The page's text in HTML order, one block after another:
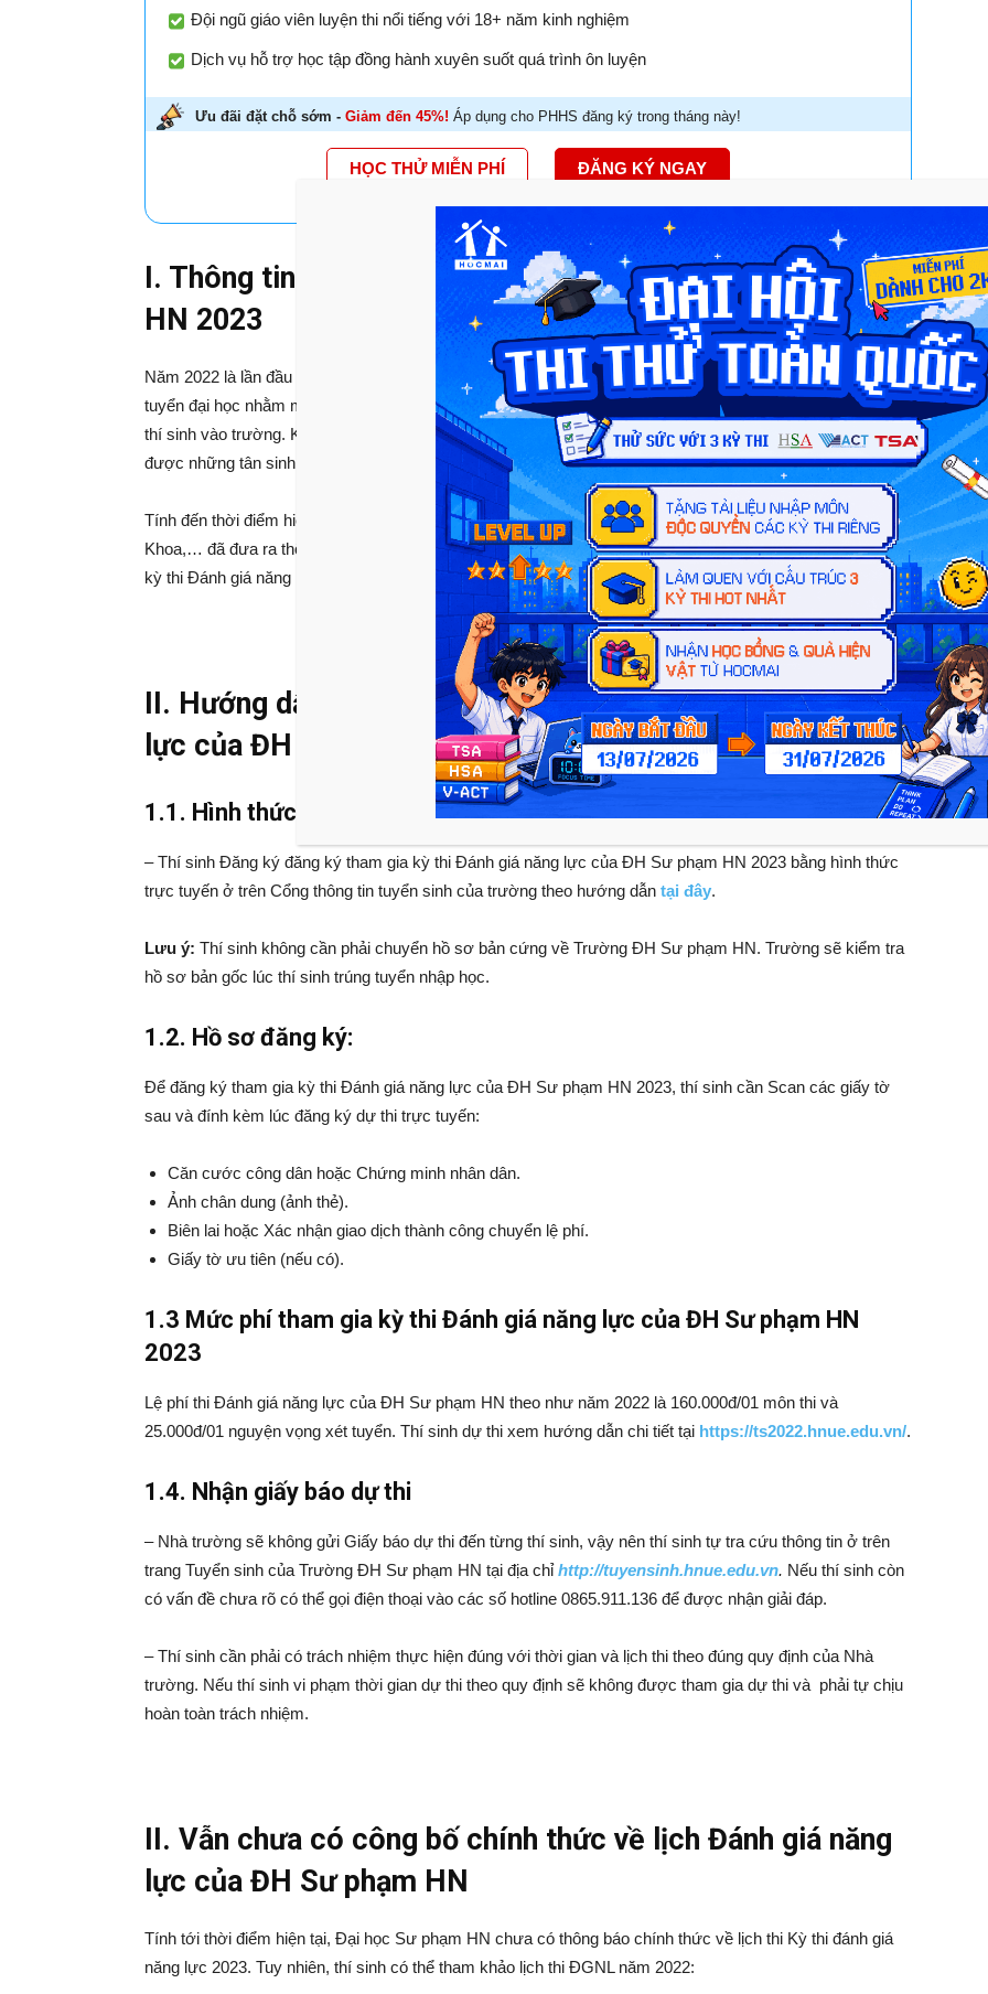
Đội ngũ giáo viên luyện thi nổi tiếng với 18+ năm kinh nghiệm
Dịch vụ hỗ trợ học tập đồng hành xuyên suốt quá trình ôn luyện
Ưu đãi đặt chỗ sớm - Giảm đến 45%! Áp dụng cho PHHS đăng ký trong tháng này!
HỌC THỬ MIỄN PHÍ ĐĂNG KÝ NGAY
I. Thông tin về kỳ thi Đánh giá năng lực của ĐH Sư phạm
HN 2023
Năm 2022 là lần đầu tiên trường Đại học Sư phạm Hà Nội tổ chức kỳ thi đánh giá năng lực (ĐGNL) để xét
tuyển đại học nhằm mục tiêu đa dạng hóa phương thức tuyển sinh, gia tăng thêm cơ hội trúng tuyển của
thí sinh vào trường. Kỳ thi này cũng được cho là giúp phân loại tốt hơn năng lực của thí sinh để tuyển chọn
được những tân sinh viên phù hợp với từng ngành đào tạo của trường.
Tính đến thời điểm hiện tại, mặc dù các trường như Đại học QGHN, Đại học Quốc gia TP. HCM, ĐH Bách
Khoa,… đã đưa ra thông tin dự kiến về kỳ thi ĐGNL 2023. Tuy nhiên chúng ta vẫn chưa có thông tin gì về
kỳ thi Đánh giá năng lực của ĐH Sư phạm HN năm 2023.
II. Hướng dẫn cách đăng ký tham gia kỳ thi Đánh giá năng
lực của ĐH Sư phạm HN 2023
1.1. Hình thức đăng ký:
– Thí sinh Đăng ký đăng ký tham gia kỳ thi Đánh giá năng lực của ĐH Sư phạm HN 2023 bằng hình thức
trực tuyến ở trên Cổng thông tin tuyển sinh của trường theo hướng dẫn tại đây.
Lưu ý: Thí sinh không cần phải chuyển hồ sơ bản cứng về Trường ĐH Sư phạm HN. Trường sẽ kiểm tra
hồ sơ bản gốc lúc thí sinh trúng tuyển nhập học.
1.2. Hồ sơ đăng ký:
Để đăng ký tham gia kỳ thi Đánh giá năng lực của ĐH Sư phạm HN 2023, thí sinh cần Scan các giấy tờ
sau và đính kèm lúc đăng ký dự thi trực tuyến:
Căn cước công dân hoặc Chứng minh nhân dân.
Ảnh chân dung (ảnh thẻ).
Biên lai hoặc Xác nhận giao dịch thành công chuyển lệ phí.
Giấy tờ ưu tiên (nếu có).
1.3 Mức phí tham gia kỳ thi Đánh giá năng lực của ĐH Sư phạm HN
2023
Lệ phí thi Đánh giá năng lực của ĐH Sư phạm HN theo như năm 2022 là 160.000đ/01 môn thi và
25.000đ/01 nguyện vọng xét tuyển. Thí sinh dự thi xem hướng dẫn chi tiết tại https://ts2022.hnue.edu.vn/.
1.4. Nhận giấy báo dự thi
– Nhà trường sẽ không gửi Giấy báo dự thi đến từng thí sinh, vậy nên thí sinh tự tra cứu thông tin ở trên
trang Tuyển sinh của Trường ĐH Sư phạm HN tại địa chỉhttp://tuyensinh.hnue.edu.vn. Nếu thí sinh còn
có vấn đề chưa rõ có thể gọi điện thoại vào các số hotline 0865.911.136 để được nhận giải đáp.
– Thí sinh cần phải có trách nhiệm thực hiện đúng với thời gian và lịch thi theo đúng quy định của Nhà
trường. Nếu thí sinh vi phạm thời gian dự thi theo quy định sẽ không được tham gia dự thi và phải tự chịu
hoàn toàn trách nhiệm.
II. Vẫn chưa có công bố chính thức về lịch Đánh giá năng
lực của ĐH Sư phạm HN
Tính tới thời điểm hiện tại, Đại học Sư phạm HN chưa có thông báo chính thức về lịch thi Kỳ thi đánh giá
năng lực 2023. Tuy nhiên, thí sinh có thể tham khảo lịch thi ĐGNL năm 2022: